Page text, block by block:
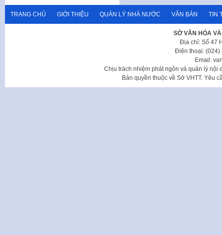
TRANG CHỦ GIỚI THIỆU QUẢN LÝ NHÀ NƯỚC VĂN BẢN TIN
SỞ VĂN HÓA
Địa chỉ: Số 47
Điện thoại: (024)
Email:
Chịu trách nhiệm phát ngôn và quản lý nội
Bản quyền thuộc về Sở VHTT. Yêu